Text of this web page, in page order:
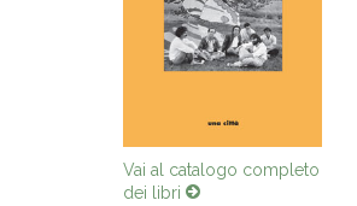
Vai al catalogo completo
dei libri